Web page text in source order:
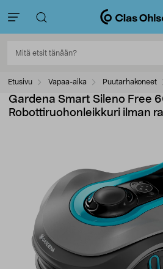
Etusivu Vapaa-aika Puutarhakoneet
Gardena Smart Sileno Free
Robottiruohonleikkuri ilman